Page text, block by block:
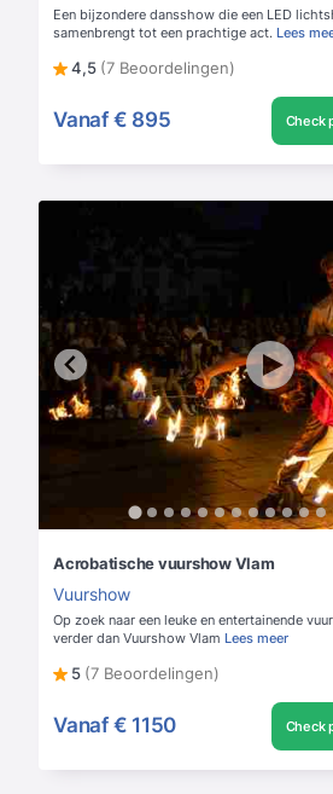
Een bijzondere dansshow die een LED
samenbrengt tot een prachtige act. Lees
4,5 (7 Beoordelingen)
Vanaf € 895 Check
Acrobatische vuurshow Vlam
Vuurshow
Op zoek naar een leuke en entertainende
verder dan Vuurshow Vlam Lees meer
5 (7 Beoordelingen)
Vanaf € 1150 Check